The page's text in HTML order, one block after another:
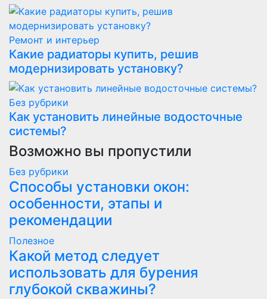
Ремонт и интерьер
Какие радиаторы купить, решив
модернизировать установку?
Без рубрики
Как установить линейные водосточные
системы?
Возможно вы пропустили
Без рубрики
Способы установки окон:
особенности, этапы и
рекомендации
Полезнoe
Какой метод следует
использовать для бурения
глубокой скважины?